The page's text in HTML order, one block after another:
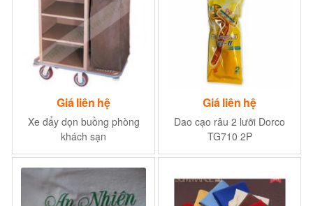
Giá liên hệ
Xe đẩy dọn buồng phòng
khách sạn
Giá liên hệ
Dao cạo râu 2 lưỡi Dorco
TG710 2P